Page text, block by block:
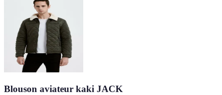
Blouson aviateur kaki JACK